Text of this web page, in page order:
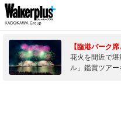
【臨港パーク
花火を間近で
ル」鑑賞ツアー